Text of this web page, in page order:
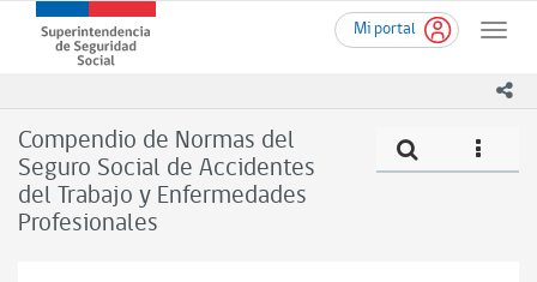
contenido
Mi portal
Toggle
Superintendencia
de
(SUSESO)
-
Gobierno
de
Chile
Compendio de Normas del
Seguro Social de Accidentes
del Trabajo y Enfermedades
Profesionales
icono